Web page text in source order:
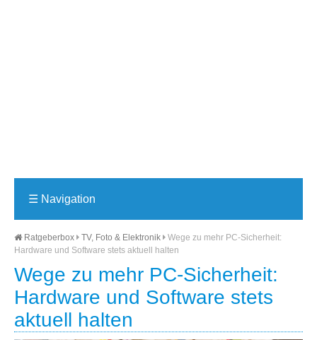
☰ Navigation
Ratgeberbox TV, Foto & Elektronik
Wege zu mehr PC-Sicherheit:
Hardware und Software stets aktuell halten
Wege zu mehr PC-Sicherheit:
Hardware und Software stets
aktuell halten